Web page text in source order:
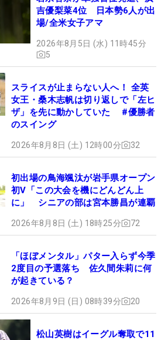
吉優梨菜4位 日本勢6人が出
場/全米女子アマ
2026年8月5日 (水) 11時45分
5
スライスが止まらない人へ！ 全英
女王・桑木志帆は切り返しで「左ヒ
ザ」を先に動かしていた #優勝者
のスイング
2026年8月8日 (土) 12時00分 32
初出場の鳥海颯汰が岩手県オープン
初V「この大会を機にどんどん上
に」 シニアの部は宮本勝昌が連覇
2026年8月8日 (土) 18時25分 72
「ほぼメンタル」パター入らず今季
2度目の予選落ち 佐久間朱莉に何
が起きている？
2026年8月9日 (日) 08時39分 20
松山英樹はイーグル奪取で11